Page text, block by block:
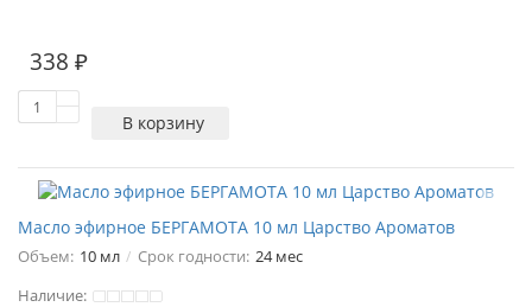
338 ₽
В корзину
Масло эфирное БЕРГАМОТА 10 мл Царство Ароматов
Объем: 10 мл Срок годности: 24 мес
Наличие: